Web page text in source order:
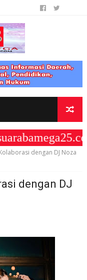
dengan DJ Noza
dengan DJ